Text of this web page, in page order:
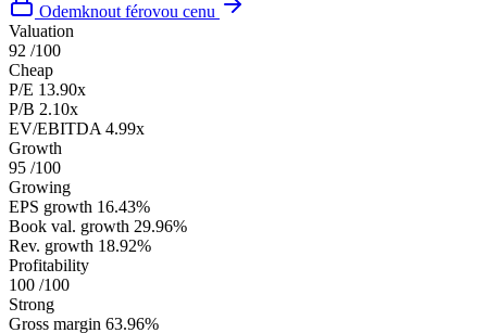
Odemknout férovou cenu
Valuation
92 /100
Cheap
P/E 13.90x
P/B 2.10x
EV/EBITDA 4.99x
Growth
95 /100
Growing
EPS growth 16.43%
Book val. growth 29.96%
Rev. growth 18.92%
Profitability
100 /100
Strong
Gross margin 63.96%